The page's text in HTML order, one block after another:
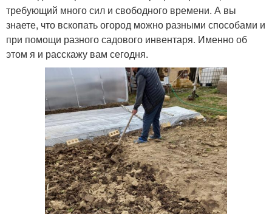
требующий много сил и свободного времени. А вы
знаете, что вскопать огород можно разными способами и
при помощи разного садового инвентаря. Именно об
этом я и расскажу вам сегодня.